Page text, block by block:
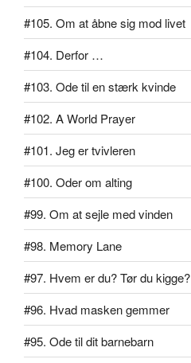
#105. Om at åbne sig mod livet
#104. Derfor …
#103. Ode til en stærk kvinde
#102. A World Prayer
#101. Jeg er tvivleren
#100. Oder om alting
#99. Om at sejle med vinden
#98. Memory Lane
#97. Hvem er du? Tør du kigge?
#96. Hvad masken gemmer
#95. Ode til dit barnebarn